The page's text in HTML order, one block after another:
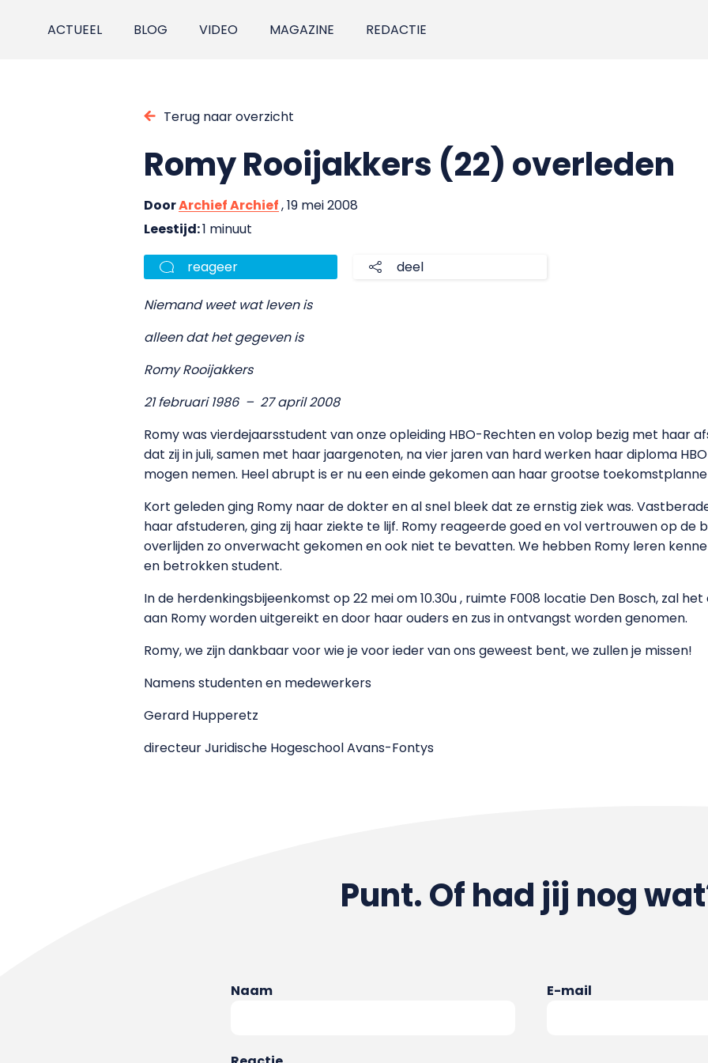
ACTUEEL BLOG VIDEO MAGAZINE REDACTIE
Terug naar overzicht
Romy Rooijakkers (22) overleden
DoorArchief Archief, 19 mei 2008
Leestijd:1 minuut
reageer deel
Niemand weet wat leven is
alleen dat het gegeven is
Romy Rooijakkers
21 februari 1986 – 27 april 2008
Romy was vierdejaarsstudent van onze opleiding HBO-Rechten en volop bezig met haar
dat zij in juli, samen met haar jaargenoten, na vier jaren van hard werken haar diploma
mogen nemen. Heel abrupt is er nu een einde gekomen aan haar grootse
Kort geleden ging Romy naar de dokter en al snel bleek dat ze ernstig ziek was.
haar afstuderen, ging zij haar ziekte te lijf. Romy reageerde goed en vol vertrouwen op de
overlijden zo onverwacht gekomen en ook niet te bevatten. We hebben Romy leren
en betrokken student.
In de herdenkingsbijeenkomst op 22 mei om 10.30u , ruimte F008 locatie Den Bosch, zal
aan Romy worden uitgereikt en door haar ouders en zus in ontvangst worden genomen.
Romy, we zijn dankbaar voor wie je voor ieder van ons geweest bent, we zullen je missen!
Namens studenten en medewerkers
Gerard Hupperetz
directeur Juridische Hogeschool Avans-Fontys
Punt. Of had jij nog
Naam E-mail